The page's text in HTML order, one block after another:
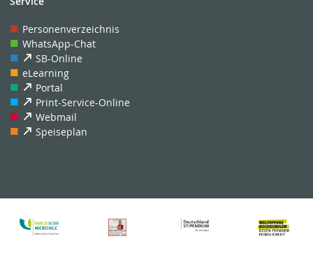
Personenverzeichnis
WhatsApp-Chat
SB-Online
eLearning
Portal
Print-Service-Online
Webmail
Speiseplan